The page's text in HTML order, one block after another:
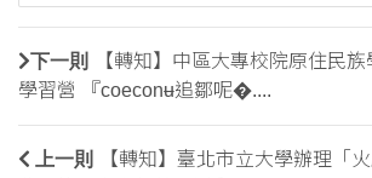
下一則
【轉知】中區大專校院原住民
學習營 『coeconʉ追鄒呢�....
上一則
【轉知】臺北市立大學辦理「